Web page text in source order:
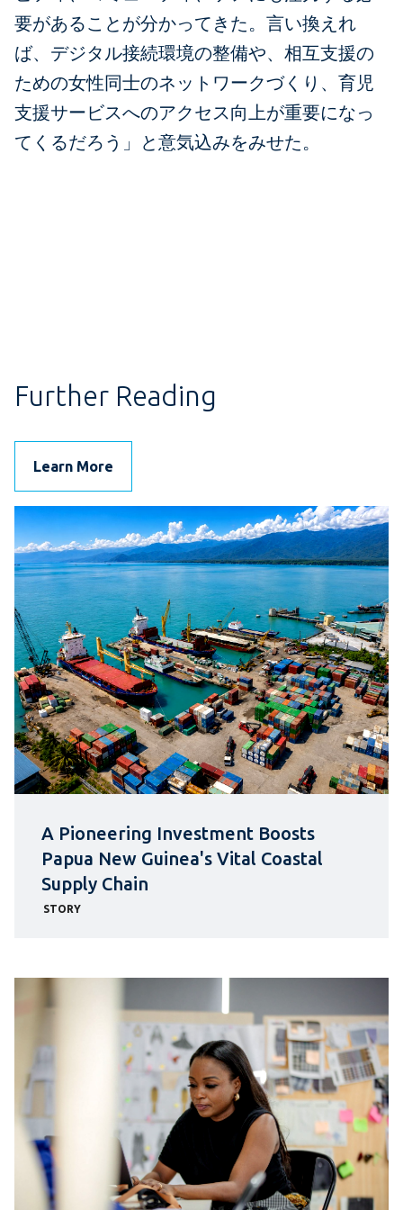
要があることが分かってきた。言い換えれ
ば、デジタル接続環境の整備や、相互支援の
ための女性同士のネットワークづくり、育児
支援サービスへのアクセス向上が重要になっ
てくるだろう」と意気込みをみせた。
Further Reading
Learn More
A Pioneering Investment Boosts
Papua New Guinea's Vital Coastal
Supply Chain
STORY